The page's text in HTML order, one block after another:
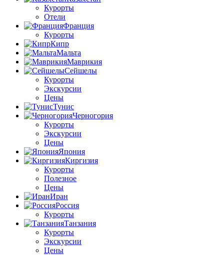
Курорты
Отели
Франция
Курорты
Кипр
Мальта
Маврикия
Сейшелы
Курорты
Экскурсии
Цены
Тунис
Черногория
Курорты
Экскурсии
Цены
Япония
Киргизия
Курорты
Полезное
Цены
Иран
Россия
Курорты
Танзания
Курорты
Экскурсии
Цены